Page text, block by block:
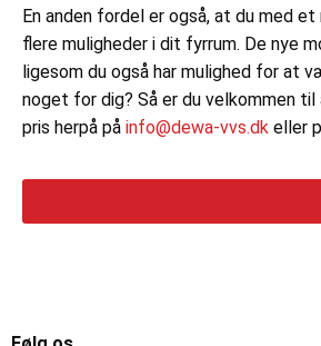
En anden fordel er også, at du med
flere muligheder i dit fyrrum. De nye
ligesom du også har mulighed for
noget for dig? Så er du velkommen
pris herpå på info@dewa-vvs.dk eller